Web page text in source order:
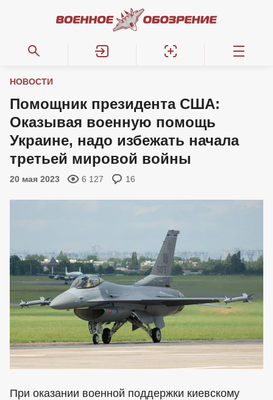
НОВОСТИ
Помощник президента США:
Оказывая военную помощь
Украине, надо избежать начала
третьей мировой войны
20 мая 2023 6 127 16
При оказании военной поддержки киевскому